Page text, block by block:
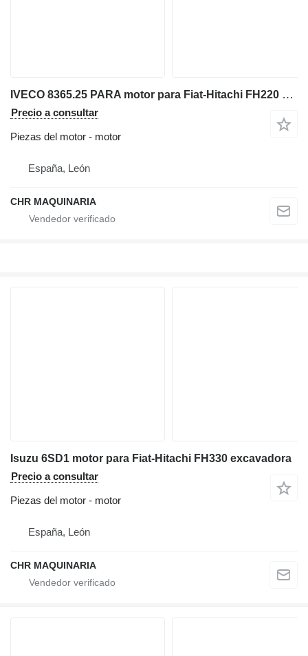
IVECO 8365.25 PARA motor para Fiat-Hitachi FH220 excavadora
Precio a consultar
Piezas del motor - motor
España, León
CHR MAQUINARIA
Isuzu 6SD1 motor para Fiat-Hitachi FH330 excavadora
Precio a consultar
Piezas del motor - motor
España, León
CHR MAQUINARIA